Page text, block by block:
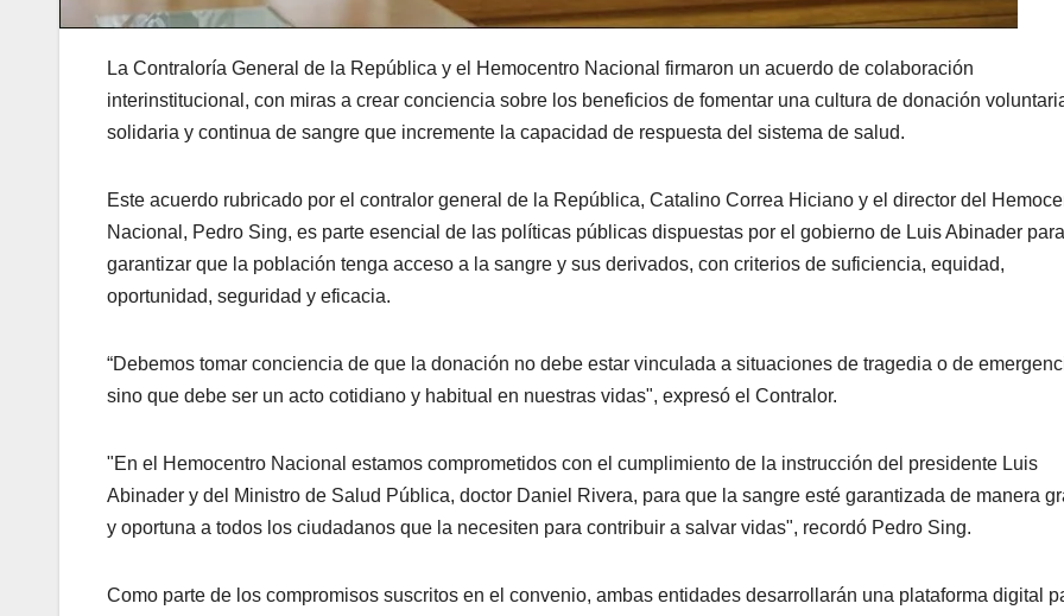
La Contraloría General de la República y el Hemocentro Nacional firmaron un acuerdo de colaboración
interinstitucional, con miras a crear conciencia sobre los beneficios de fomentar una cultura de donación
solidaria y continua de sangre que incremente la capacidad de respuesta del sistema de salud.
Este acuerdo rubricado por el contralor general de la República, Catalino Correa Hiciano y el director del
Nacional, Pedro Sing, es parte esencial de las políticas públicas dispuestas por el gobierno de Luis Abinader para
garantizar que la población tenga acceso a la sangre y sus derivados, con criterios de suficiencia, equidad,
oportunidad, seguridad y eficacia.
“Debemos tomar conciencia de que la donación no debe estar vinculada a situaciones de tragedia o de
sino que debe ser un acto cotidiano y habitual en nuestras vidas", expresó el Contralor.
"En el Hemocentro Nacional estamos comprometidos con el cumplimiento de la instrucción del presidente Luis
Abinader y del Ministro de Salud Pública, doctor Daniel Rivera, para que la sangre esté garantizada de manera
y oportuna a todos los ciudadanos que la necesiten para contribuir a salvar vidas", recordó Pedro Sing.
Como parte de los compromisos suscritos en el convenio, ambas entidades desarrollarán una plataforma digital